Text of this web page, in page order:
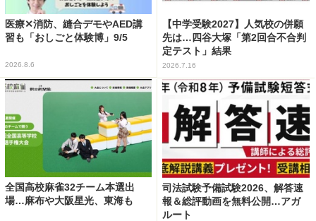
医療✕消防、縫合デモやAED講
習も「おしごと体験博」9/5
2026.8.6
【中学受験2027】人気校の併願
先は…四谷大塚「第2回合不合判
定テスト」結果
2026.7.16
全国高校麻雀32チーム本選出
場…麻布や大阪星光、東海も
司法試験予備試験2026、解答速
報＆総評動画を無料公開…アガ
ルート